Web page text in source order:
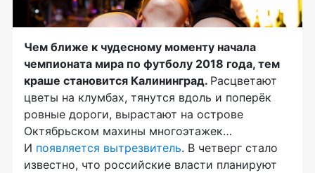
Чем ближе к чудесному моменту начала
чемпионата мира по футболу 2018 года, тем
краше становится Калининград. Расцветают
цветы на клумбах, тянутся вдоль и поперёк
ровные дороги, вырастают на острове
Октябрьском махины многоэтажек…
И появляется вытрезвитель. В четверг стало
известно, что российские власти планируют